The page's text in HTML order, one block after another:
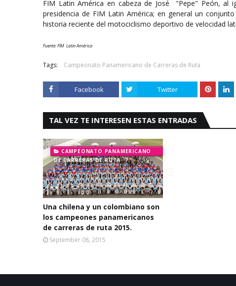
FIM Latin América en cabeza de José "Pepe" Peón, al
presidencia de FIM Latin América; en general un
historia reciente del motociclismo deportivo de velocidad
Fuente: FIM Latin América
Tags: Campeonato Panamericano de Carreras de Ruta
Facebook Twitter
TAL VEZ TE INTERESEN ESTAS ENTRADAS
CAMPEONATO PANAMERICANO
DE CARRERAS DE RUTA
Una chilena y un colombiano son
los campeones panamericanos
de carreras de ruta 2015.
September 08, 2015